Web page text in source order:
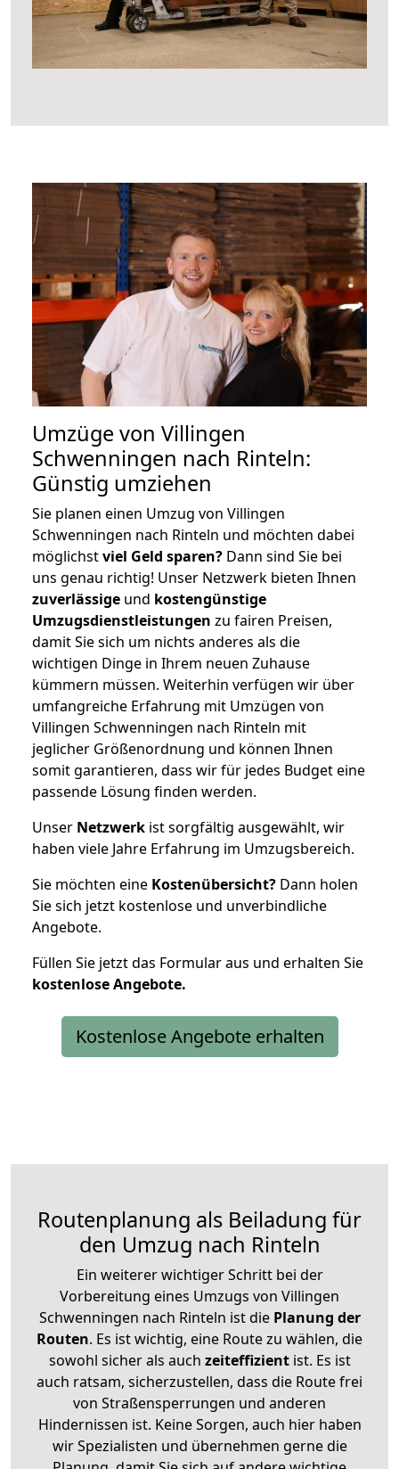
Umzüge von Villingen
Schwenningen nach Rinteln:
Günstig umziehen
Sie planen einen Umzug von Villingen
Schwenningen nach Rinteln und möchten dabei
möglichstviel Geld sparen? Dann sind Sie bei
uns genau richtig! Unser Netzwerk bieten Ihnen
zuverlässige und kostengünstige
Umzugsdienstleistungen zu fairen Preisen,
damit Sie sich um nichts anderes als die
wichtigen Dinge in Ihrem neuen Zuhause
kümmern müssen. Weiterhin verfügen wir über
umfangreiche Erfahrung mit Umzügen von
Villingen Schwenningen nach Rinteln mit
jeglicher Größenordnung und können Ihnen
somit garantieren, dass wir für jedes Budget eine
passende Lösung finden werden.
Unser Netzwerk ist sorgfältig ausgewählt, wir
haben viele Jahre Erfahrung im Umzugsbereich.
Sie möchten eine Kostenübersicht? Dann holen
Sie sich jetzt kostenlose und unverbindliche
Angebote.
Füllen Sie jetzt das Formular aus und erhalten Sie
kostenloseAngebote.
Kostenlose Angebote erhalten
Routenplanung als Beiladung für
den Umzug nach Rinteln
Ein weiterer wichtiger Schritt bei der
Vorbereitung eines Umzugs von Villingen
Schwenningen nach Rinteln ist diePlanung der
Routen. Es ist wichtig, eine Route zu wählen, die
sowohl sicher als auch zeiteffizientist. Es ist
auch ratsam, sicherzustellen, dass die Route frei
von Straßensperrungen und anderen
Hindernissen ist. Keine Sorgen, auch hier haben
wir Spezialisten und übernehmen gerne die